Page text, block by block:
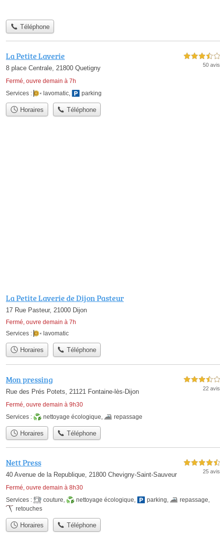
Téléphone
La Petite Laverie
8 place Centrale, 21800 Quetigny
Fermé, ouvre demain à 7h
3,5 étoiles sur 5
50 avis
Services : lavomatic, parking
Horaires Téléphone
La Petite Laverie de Dijon Pasteur
17 Rue Pasteur, 21000 Dijon
Fermé, ouvre demain à 7h
Services :
lavomatic
Horaires Téléphone
Mon pressing
Rue des Prés Potets, 21121 Fontaine-lès-Dijon
Fermé, ouvre demain à 9h30
3,5 étoiles sur 5
22 avis
Services : nettoyage écologique repassage
Horaires Téléphone
Nett Press
40 Avenue de la Republique, 21800 Chevigny-Saint-Sauveur
Fermé, ouvre demain à 8h30
4,5 étoiles sur 5
25 avis
Services : couture, nettoyage écologique, parking, repassage,
retouches
Horaires Téléphone